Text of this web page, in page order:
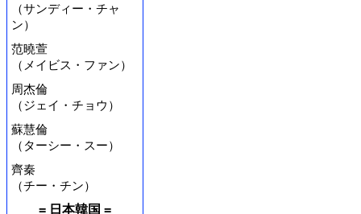
（サンディー・チャ
ン）
范曉萱
（メイビス・ファン）
周杰倫
（ジェイ・チョウ）
蘇慧倫
（ターシー・スー）
齊秦
（チー・チン）
= 日本韓国 =